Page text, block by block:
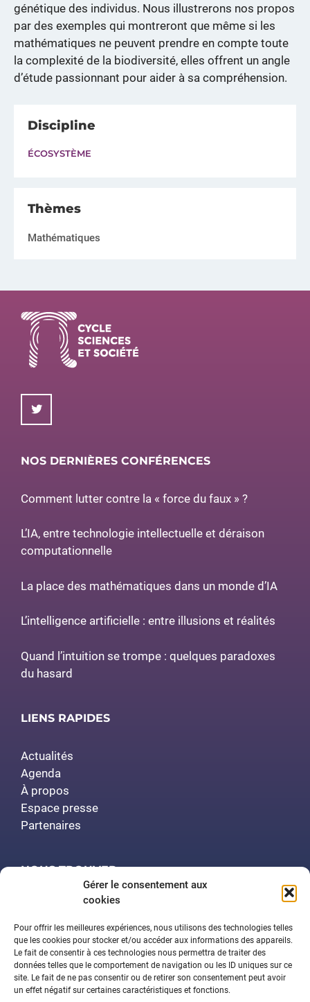
Gérer le consentement aux
cookies
Pour offrir les meilleures expériences, nous utilisons des technologies telles
que les cookies pour stocker et/ou accéder aux informations des appareils.
Le fait de consentir à ces technologies nous permettra de traiter des
données telles que le comportement de navigation ou les ID uniques sur ce
site. Le fait de ne pas consentir ou de retirer son consentement peut avoir
un effet négatif sur certaines caractéristiques et fonctions.
génétique des individus. Nous illustrerons nos propos
par des exemples qui montreront que même si les
mathématiques ne peuvent prendre en compte toute
la complexité de la biodiversité, elles offrent un angle
d’étude passionnant pour aider à sa compréhension.
Discipline
ÉCOSYSTÈME
Thèmes
Mathématiques
NOS DERNIÈRES CONFÉRENCES
Comment lutter contre la « force du faux » ?
L’IA, entre technologie intellectuelle et déraison
computationnelle
La place des mathématiques dans un monde d’IA
L’intelligence artificielle : entre illusions et réalités
Quand l’intuition se trompe : quelques paradoxes
du hasard
LIENS RAPIDES
Actualités
Agenda
À propos
Espace presse
Partenaires
NOUS TROUVER
Polytech Nancy
Amphithéâtre Demange
2 rue Jean Lamour
54519 Vandœuvre-lès-Nancy
Contactez-nous